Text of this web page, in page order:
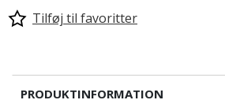
Tilføj til favoritter
PRODUKTINFORMATION